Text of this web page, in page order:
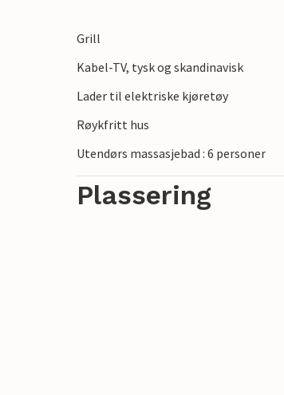
Grill
Kabel-TV, tysk og skandinavisk
Lader til elektriske kjøretøy
Røykfritt hus
Utendørs massasjebad : 6 personer
Plassering